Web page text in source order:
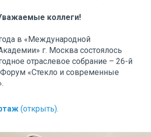
коллеги!
в «Международной
г. Москва состоялось
отраслевое собрание – 26-й
«Стекло и современные
(открыть).